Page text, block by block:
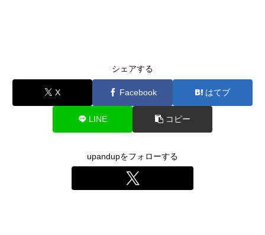
シェアする
X Facebook はてブ
LINE コピー
upandupをフォローする